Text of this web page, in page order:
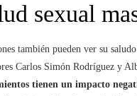
sexual
también pueden ver su
Carlos Simón Rodríguez y
tienen un impacto